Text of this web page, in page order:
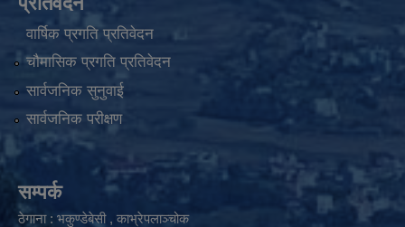
वार्षिक प्रगति प्रतिवेदन
चौमासिक प्रगति प्रतिवेदन
सार्वजनिक सुनुवाई
सार्वजनिक परीक्षण
सम्पर्क
ठेगाना : भकुण्डेबेसी , काभ्रेपलाञ्चोक